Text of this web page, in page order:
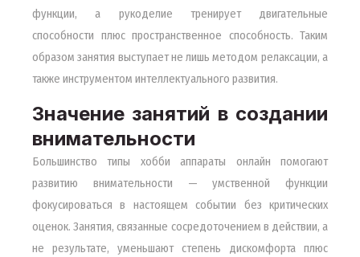
функции, а рукоделие тренирует двигательные
способности плюс пространственное способность. Таким
образом занятия выступает не лишь методом релаксации, а
также инструментом интеллектуального развития.
Значение занятий в создании
внимательности
Большинство типы хобби аппараты онлайн помогают
развитию внимательности — умственной функции
фокусироваться в настоящем событии без критических
оценок. Занятия, связанные сосредоточением в действии, а
не результате, уменьшают степень дискомфорта плюс